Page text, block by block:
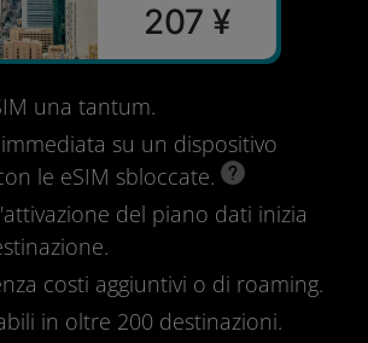
207 ¥
una tantum.
su un dispositivo
le eSIM sbloccate.
del piano dati inizia
costi aggiuntivi o di roaming.
in oltre 200 destinazioni.